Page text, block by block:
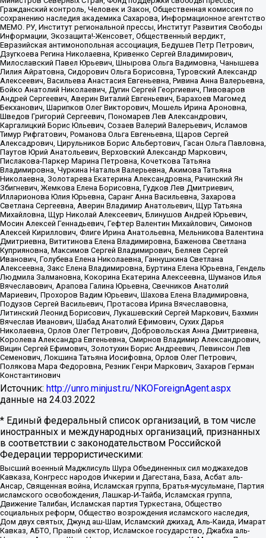
Гражданский контроль, Человек и Закон, Общественная комиссия по
сохранению наследия академика Сахарова, Информационное агентство
МЕМО. РУ, Институт региональной прессы, Институт Развития Свободы
Информации, Экозащита!-Женсовет, Общественный вердикт,
Евразийская антимонопольная ассоциация, Бедушев Петр Петрович,
Дзугкоева Регина Николаевна, Кривенко Сергей Владимирович,
Милославский Павел Юрьевич, Шнырова Ольга Вадимовна, Чанышева
Лилия Айратовна, Сидорович Ольга Борисовна, Туровский Александр
Алексеевич, Васильева Анастасия Евгеньевна, Ривина Анна Валерьевна,
Бойко Анатолий Николаевич, Дугин Сергей Георгиевич, Пивоваров
Андрей Сергеевич, Аверин Виталий Евгеньевич, Барахоев Магомед
Бекханович, Шарипков Олег Викторович, Мошель Ирина Ароновна,
Шведов Григорий Сергеевич, Пономарев Лев Александрович,
Каргалицкий Борис Юльевич, Созаев Валерий Валерьевич, Исламов
Тимур Рифгатович, Романова Ольга Евгеньевна, Щаров Сергей
Алексадрович, Цирульников Борис Альбертович, Гасан Ольга Павловна,
Паутов Юрий Анатольевич, Верховский Александр Маркович,
Пислакова-Паркер Марина Петровна, Кочеткова Татьяна
Владимировна, Чуркина Наталья Валерьевна, Акимова Татьяна
Николаевна, Золотарева Екатерина Александровна, Рачинский Ян
Збигневич, Жемкова Елена Борисовна, Гудков Лев Дмитриевич,
Илларионова Юлия Юрьевна, Саранг Анна Васильевна, Захарова
Светлана Сергеевна, Аверин Владимир Анатольевич, Щур Татьяна
Михайловна, Щур Николай Алексеевич, Блинушов Андрей Юрьевич,
Мосин Алексей Геннадьевич, Гефтер Валентин Михайлович, Симонов
Алексей Кириллович, Флиге Ирина Анатольевна, Мельникова Валентина
Дмитриевна, Вититинова Елена Владимировна, Баженова Светлана
Куприяновна, Максимов Сергей Владимирович, Беляев Сергей
Иванович, Голубева Елена Николаевна, Ганнушкина Светлана
Алексеевна, Закс Елена Владимировна, Буртина Елена Юрьевна, Гендель
Людмила Залмановна, Кокорина Екатерина Алексеевна, Шуманов Илья
Вячеславович, Арапова Галина Юрьевна, Свечников Анатолий
Мариевич, Прохоров Вадим Юрьевич, Шахова Елена Владимировна,
Подузов Сергей Васильевич, Протасова Ирина Вячеславовна,
Литинский Леонид Борисович, Лукашевский Сергей Маркович, Бахмин
Вячеслав Иванович, Шабад Анатолий Ефимович, Сухих Дарья
Николаевна, Орлов Олег Петрович, Добровольская Анна Дмитриевна,
Королева Александра Евгеньевна, Смирнов Владимир Александрович,
Вицин Сергей Ефимович, Золотухин Борис Андреевич, Левинсон Лев
Семенович, Локшина Татьяна Иосифовна, Орлов Олег Петрович,
Полякова Мара Федоровна, Резник Генри Маркович, Захаров Герман
Константинович
Источник: http://unro.minjust.ru/NKOForeignAgent.aspx
данные на 24.03.2022
* Единый федеральный список организаций, в том числе
иностранных и международных организаций, признанных
в соответствии с законодательством Российской
Федерации террористическими:
Высший военный Маджлисуль Шура Объединенных сил моджахедов
Кавказа, Конгресс народов Ичкерии и Дагестана, База, Асбат аль-
Ансар, Священная война, Исламская группа, Братья-мусульмане, Партия
исламского освобождения, Лашкар-И-Тайба, Исламская группа,
Движение Талибан, Исламская партия Туркестана, Общество
социальных реформ, Общество возрождения исламского наследия,
Дом двух святых, Джунд аш-Шам, Исламский джихад, Аль-Каида, Имарат
Кавказ, АБТО, Правый сектор, Исламское государство, Джабха аль-